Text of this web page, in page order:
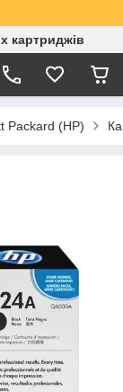
картриджів
Packard (HP)